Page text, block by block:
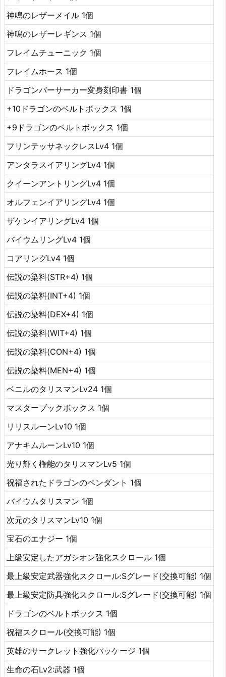
神鳴のレザーメイル 1個
神鳴のレザーレギンス 1個
フレイムチューニック 1個
フレイムホース 1個
ドラゴンバーサーカー変身刻印書 1個
+10ドラゴンのベルトボックス 1個
+9ドラゴンのベルトボックス 1個
フリンテッサネックレスLv4 1個
アンタラスイアリングLv4 1個
クイーンアントリングLv4 1個
オルフェンイアリングLv4 1個
ザケンイアリングLv4 1個
バイウムリングLv4 1個
コアリングLv4 1個
伝説の染料(STR+4) 1個
伝説の染料(INT+4) 1個
伝説の染料(DEX+4) 1個
伝説の染料(WIT+4) 1個
伝説の染料(CON+4) 1個
伝説の染料(MEN+4) 1個
ベニルのタリスマンLv24 1個
マスターブックボックス 1個
リリスルーンLv10 1個
アナキムルーンLv10 1個
光り輝く権能のタリスマンLv5 1個
祝福されたドラゴンのペンダント 1個
バイウムタリスマン 1個
次元のタリスマンLv10 1個
宝石のエナジー 1個
上級安定したアガシオン強化スクロール 1個
最上級安定武器強化スクロール:Sグレード(交換可能) 1個
最上級安定防具強化スクロール:Sグレード(交換可能) 1個
ドラゴンのベルトボックス 1個
祝福スクロール(交換可能) 1個
英雄のサークレット強化パッケージ 1個
生命の石Lv2:武器 1個